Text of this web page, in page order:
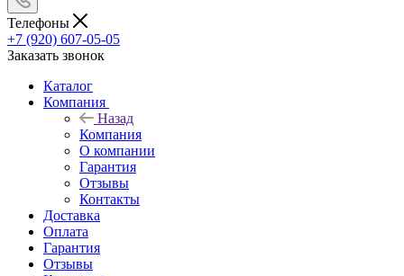
Телефоны
+7 (920) 607-05-05
Заказать звонок
Каталог
Компания
Назад
Компания
О компании
Гарантия
Отзывы
Контакты
Доставка
Оплата
Гарантия
Отзывы